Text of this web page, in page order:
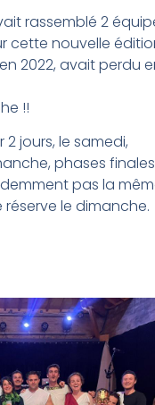
rassemblé 2
cette nouvelle
2022, avait perdu
!!
jours, le samedi,
phases
pas la
le dimanche.